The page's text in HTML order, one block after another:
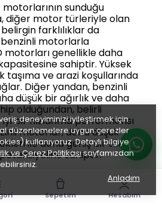
deneyiminizi iyileştirmek için
düzenlemelere uygun çerezler
kullanıyoruz. Detaylı bilgiye
ve Çerez Politikasısayfamızdan
Anladım
sunduğu
diğer motor türleriyle olan
farklılıklar da
motorlarla
motorları genellikle daha
sahiptir. Yüksek
taşıma ve arazi koşullarında
Diğer yandan, benzinli
düşük bir ağırlık ve daha
olduğundan, belirli
bir hızlanma performansı
motorlar, daha düşük
ile daha geniş bir tüketici
sahiptir.
teknolojisi, dizel motorların
çıkarırken, geleneksel
ve işlevsel farklılıklar
Sepetim Hesabım